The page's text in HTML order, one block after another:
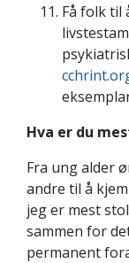
Få folk til
Hva er du
Fra ung alder
andre til å
jeg er mest
sammen for
permanent